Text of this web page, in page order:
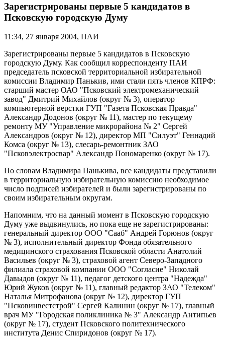
Зарегистрированы первые 5 кандидатов в
Псковскую городскую Думу
11:34, 27 января 2004, ПАИ
Зарегистрированы первые 5 кандидатов в Псковскую
городскую Думу. Как сообщил корреспонденту ПАИ
председатель псковской территориальной избирательной
комиссии Владимир Панькив, ими стали пять членов КПРФ:
старший мастер ОАО "Псковский электромеханический
завод" Дмитрий Михайлов (округ № 3), оператор
компьютерной верстки ГУП "Газета Псковская Правда"
Александр Додонов (округ № 11), мастер по текущему
ремонту МУ "Управление микрорайона № 2" Сергей
Александров (округ № 12), директор МП "Силуэт" Геннадий
Комса (округ № 13), слесарь-ремонтник ЗАО
"Псковэлектросвар" Александр Пономаренко (округ № 17).
По словам Владимира Панькива, все кандидаты представили
в территориальную избирательную комиссию необходимое
число подписей избирателей и были зарегистрированы по
своим избирательным округам.
Напомним, что на данный момент в Псковскую городскую
Думу уже выдвинулись, но пока еще не зарегистрированы:
генеральный директор ООО "Сааб" Андрей Горюнов (округ
№ 3), исполнительный директор Фонда обязательного
медицинского страхования Псковской области Анатолий
Васильев (округ № 3), страховой агент Северо-Западного
филиала страховой компании ООО "Согласие" Николай
Давыдов (округ № 11), педагог детского центра "Надежда"
Юрий Жуков (округ № 11), главный редактор ЗАО "Телеком"
Наталья Митрофанова (округ № 12), директор ГУП
"Псковинвестстрой" Сергей Калинин (округ № 17), главный
врач МУ "Городская поликлиника № 3" Александр Антипьев
(округ № 17), студент Псковского политехнического
института Денис Спиридонов (округ № 17).